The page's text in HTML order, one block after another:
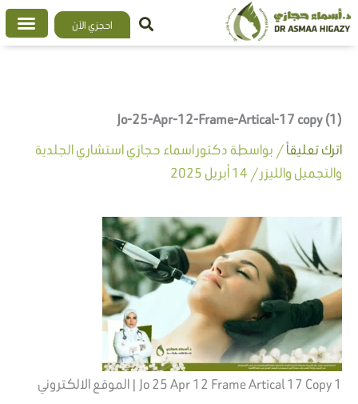
تخطي
إلى
احجزي الآن
Jo-25-Apr-12-Frame-Artical-17 copy (1)
اترك تعليقاً/ بواسطة دكتور اسماء حجازي استشاري الجلدية
والتجميل والليزر/ 14 أبريل 2025
Jo 25 Apr 12 Frame Artical 17 Copy 1 | الموقع الالكتروني